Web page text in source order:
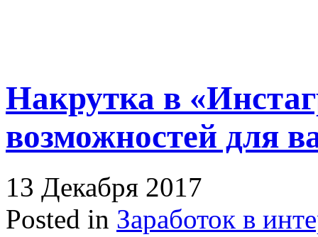
Накрутка в
возможностей для
13 Декабря 2017
Posted in Заработок в